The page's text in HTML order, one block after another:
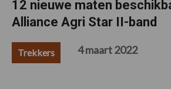
12 nieuwe maten
Alliance Agri Star II-band
Trekkers 4 maart 2022